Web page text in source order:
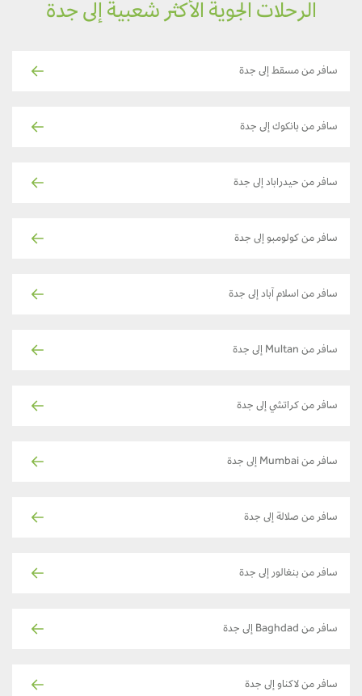
الرحلات الجوية الأكثر شعبية إلى جدة
سافر من مسقط إلى جدة
سافر من بانكوك إلى جدة
سافر من حيدراباد إلى جدة
سافر من كولومبو إلى جدة
سافر من اسلام آباد إلى جدة
سافر من Multan إلى جدة
سافر من كراتشي إلى جدة
سافر من Mumbai إلى جدة
سافر من صلالة إلى جدة
سافر من بنغالور إلى جدة
سافر من Baghdad إلى جدة
سافر من لاكناو إلى جدة